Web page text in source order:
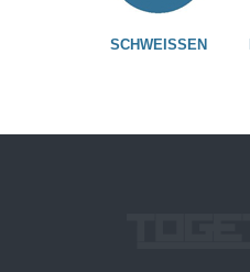
SCHWEISSEN